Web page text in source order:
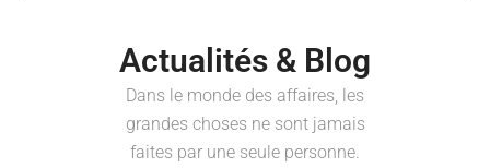
Actualités & Blog
Dans le monde des affaires, les
grandes choses ne sont jamais
faites par une seule personne.